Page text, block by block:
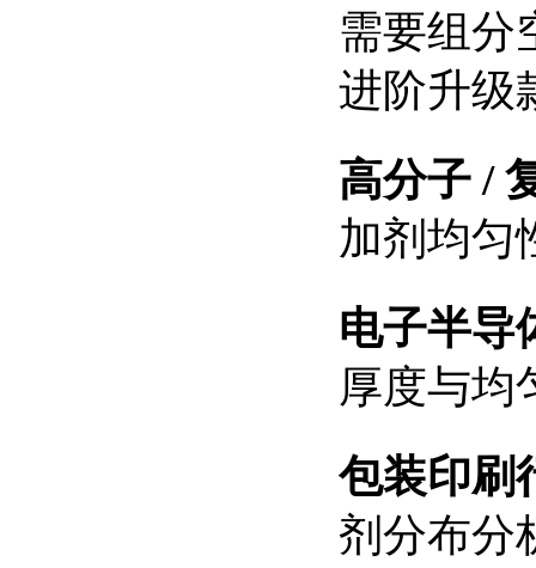
需要组分
进阶升级
高分子 /
加剂均匀
电子半导
厚度与均
包装印刷
剂分布分